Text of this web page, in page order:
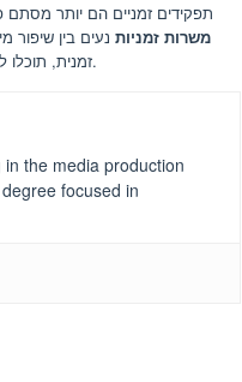
תפקידים זמניים הם יותר מסתם
משרות זמניות נעים בין שיפור
זמנית, תוכלו להאיץ את התפתחות הקריירה שלכם תוך שמירה על גמישות וחקר נתיבים חדשים.
the media production
focused in